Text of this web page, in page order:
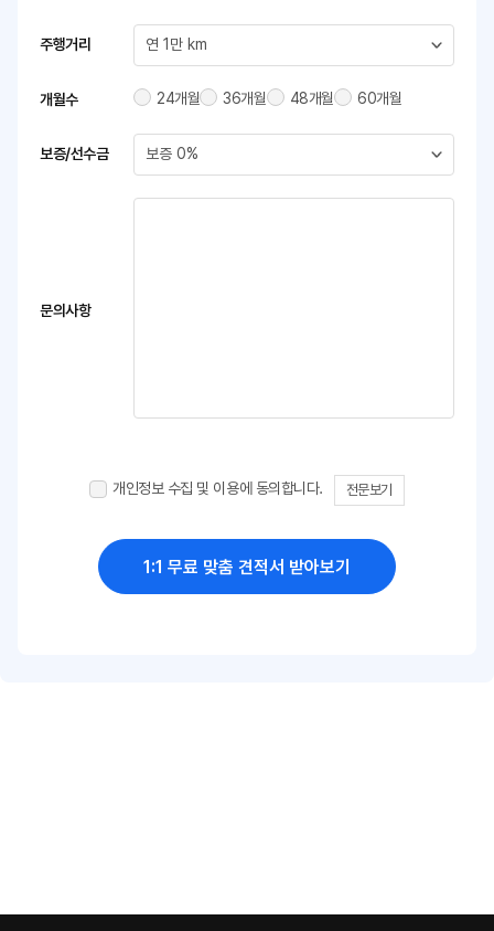
주행거리
개월수 24개월 36개월 48개월 60개월
보증/선수금
문의사항
개인정보 수집 및 이용에 동의합니다. 전문보기